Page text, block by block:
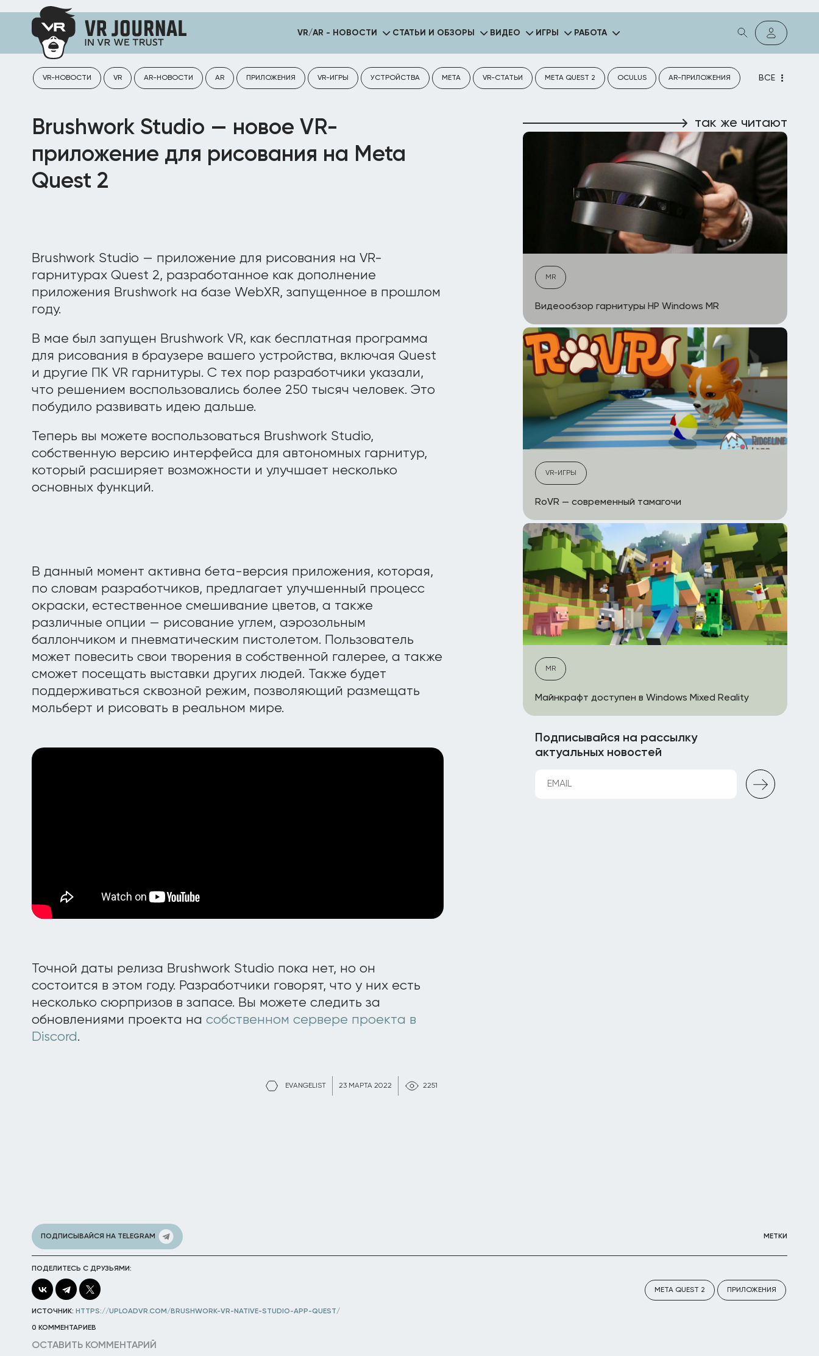
VR/AR - НОВОСТИ СТАТЬИ И ОБЗОРЫ ВИДЕО ИГРЫ РАБОТА
VR-НОВОСТИ VR AR-НОВОСТИ AR ПРИЛОЖЕНИЯ VR-ИГРЫ УСТРОЙСТВА META VR-СТАТЬИ META QUEST 2 OCULUS AR-ПРИЛОЖЕНИЯ ВСЕ
EVANGELIST 23 МАРТА 2022 2251
Brushwork Studio — новое VR-
приложение для рисования на Meta
Quest 2
Brushwork Studio — приложение для рисования на VR-
гарнитурах Quest 2, разработанное как дополнение
приложения Brushwork на базе WebXR, запущенное в прошлом
году.
В мае был запущен Brushwork VR, как бесплатная программа
для рисования в браузере вашего устройства, включая Quest
и другие ПК VR гарнитуры. С тех пор разработчики указали,
что решением воспользовались более 250 тысяч человек. Это
побудило развивать идею дальше.
Теперь вы можете воспользоваться Brushwork Studio,
собственную версию интерфейса для автономных гарнитур,
который расширяет возможности и улучшает несколько
основных функций.
В данный момент активна бета-версия приложения, которая,
по словам разработчиков, предлагает улучшенный процесс
окраски, естественное смешивание цветов, а также
различные опции — рисование углем, аэрозольным
баллончиком и пневматическим пистолетом. Пользователь
может повесить свои творения в собственной галерее, а также
сможет посещать выставки других людей. Также будет
поддерживаться сквозной режим, позволяющий размещать
мольберт и рисовать в реальном мире.
Точной даты релиза Brushwork Studio пока нет, но он
состоится в этом году. Разработчики говорят, что у них есть
несколько сюрпризов в запасе. Вы можете следить за
обновлениями проекта на собственном сервере проекта в
Discord.
так же читают
MR
Видеообзор гарнитуры HP Windows MR
VR-ИГРЫ
RoVR — современный тамагочи
MR
Майнкрафт доступен в Windows Mixed Reality
Подписывайся на рассылку
актуальных новостей
ПОДПИСЫВАЙСЯ НА TELEGRAM МЕТКИ
ПОДЕЛИТЕСЬ С ДРУЗЬЯМИ:
META QUEST 2 ПРИЛОЖЕНИЯ
ИСТОЧНИК: HTTPS://UPLOADVR.COM/BRUSHWORK-VR-NATIVE-STUDIO-APP-QUEST/
0 КОММЕНТАРИЕВ
ОСТАВИТЬ КОММЕНТАРИЙ